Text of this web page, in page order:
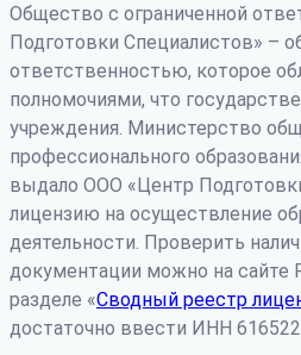
Общество с ограниченной
Подготовки Специалистов» –
ответственностью, которое
полномочиями, что
учреждения. Министерство
профессионального
выдало ООО «Центр
лицензию на осуществление
деятельности. Проверить
документации можно на сайте
разделе «Сводный реестр
достаточно ввести ИНН